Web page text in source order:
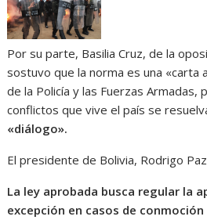
Por su parte, Basilia Cruz, de la
sostuvo que la norma es una «carta
de la Policía y las Fuerzas Armadas,
conflictos que vive el país se
«diálogo».
El presidente de Bolivia, Rodrigo
La ley aprobada busca regular la
excepción en casos de